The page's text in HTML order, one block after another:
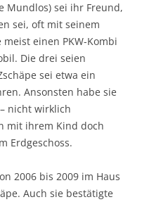
Mundlos) sei ihr Freund,
sei, oft mit seinem
einen PKW-Kombi
Die drei seien
sei etwa ein
Ansonsten habe sie
nicht wirklich
mit ihrem Kind doch
Erdgeschoss.
2006 bis 2009 im Haus
Auch sie bestätigte